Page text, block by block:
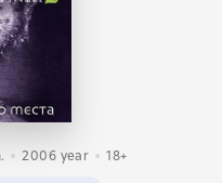
2006 year 18+